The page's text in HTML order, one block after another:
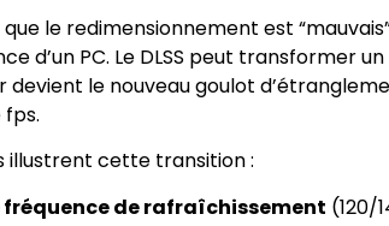
que le redimensionnement est
d’un PC. Le DLSS peut transformer
devient le nouveau goulot
illustrent cette transition :
de rafraîchissement (120/